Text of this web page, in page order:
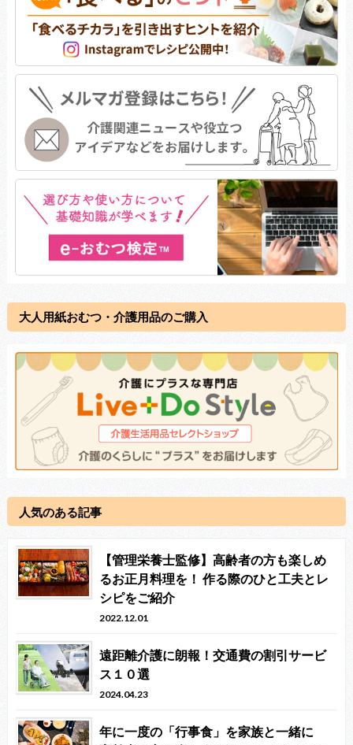
大人用紙おむつ・介護用品のご購入
人気のある記事
【管理栄養士監修】高齢者の方も楽しめ
るお正月料理を！ 作る際のひと工夫とレ
シピをご紹介
2022.12.01
遠距離介護に朗報！交通費の割引サービ
ス１０選
2024.04.23
年に一度の「行事食」を家族と一緒に